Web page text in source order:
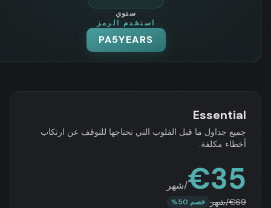
سنوي
استخدم الرمز
PA5YEARS
Essential
جميع جداول ما قبل الفلوب التي تحتاجها للتوقف عن ارتكاب
أخطاء مكلفة.
€35 /شهر
€69 /شهر خصم 50%